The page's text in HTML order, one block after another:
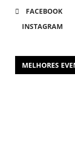
FACEBOOK
INSTAGRAM
MELHORES